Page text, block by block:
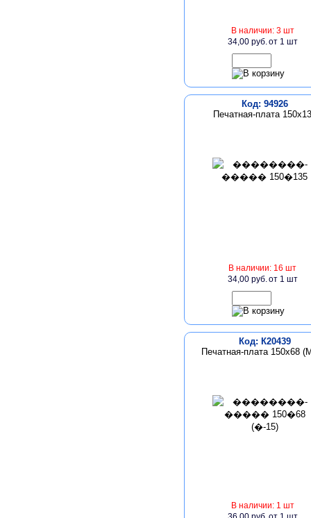
В наличии: 3 шт
34,00 руб.от 1 шт
Код: 94926
Печатная-плата
В наличии: 16 шт
34,00 руб.от 1 шт
Код: К20439
Печатная-плата 150х68
В наличии: 1 шт